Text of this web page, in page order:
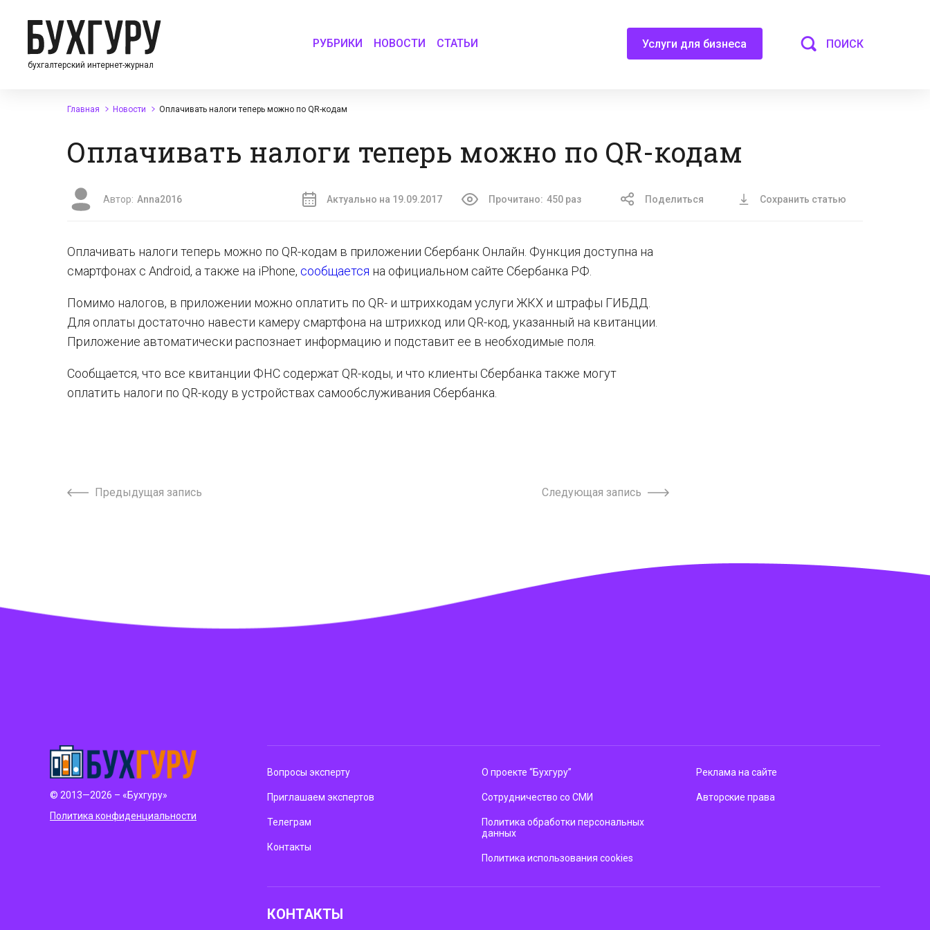
бухгалтерский интернет-журнал
РУБРИКИ НОВОСТИ СТАТЬИ Услуги для бизнеса ПОИСК
Главная Новости Оплачивать налоги теперь можно по QR-кодам
Оплачивать налоги теперь можно по QR-кодам
Автор: Anna2016 Актуально на 19.09.2017 Прочитано: 450 раз Поделиться Сохранить статью
Оплачивать налоги теперь можно по QR-кодам в приложении Сбербанк Онлайн. Функция доступна на
смартфонах с Android, а также на iPhone, сообщается на официальном сайте Сбербанка РФ.
Помимо налогов, в приложении можно оплатить по QR- и штрихкодам услуги ЖКХ и штрафы ГИБДД.
Для оплаты достаточно навести камеру смартфона на штрихкод или QR-код, указанный на квитанции.
Приложение автоматически распознает информацию и подставит ее в необходимые поля.
Сообщается, что все квитанции ФНС содержат QR-коды, и что клиенты Сбербанка также могут
оплатить налоги по QR-коду в устройствах самообслуживания Сбербанка.
Предыдущая запись Следующая запись
© 2013—2026 – «Бухгуру»
Политика конфиденциальности
Вопросы эксперту
Приглашаем экспертов
Телеграм
Контакты
О проекте “Бухгуру”
Сотрудничество со СМИ
Политика обработки персональных
данных
Политика использования cookies
Реклама на сайте
Авторские права
КОНТАКТЫ